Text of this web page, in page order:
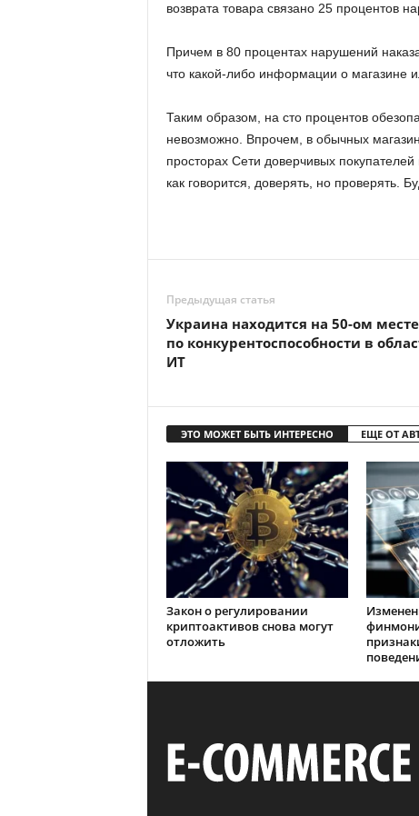
возврата товара связано 25 процентов
Причем в 80 процентах нарушений
что какой-либо информации о магазине
Таким образом, на сто процентов
невозможно. Впрочем, в обычных
просторах Сети доверчивых
как говорится, доверять, но проверять.
Предыдущая статья
Украина находится на 50-ом месте
по конкурентоспособности в
ИТ
ЭТО МОЖЕТ БЫТЬ ИНТЕРЕСНО ЕЩЕ ОТ
Закон о регулировании
криптоактивов снова могут
отложить